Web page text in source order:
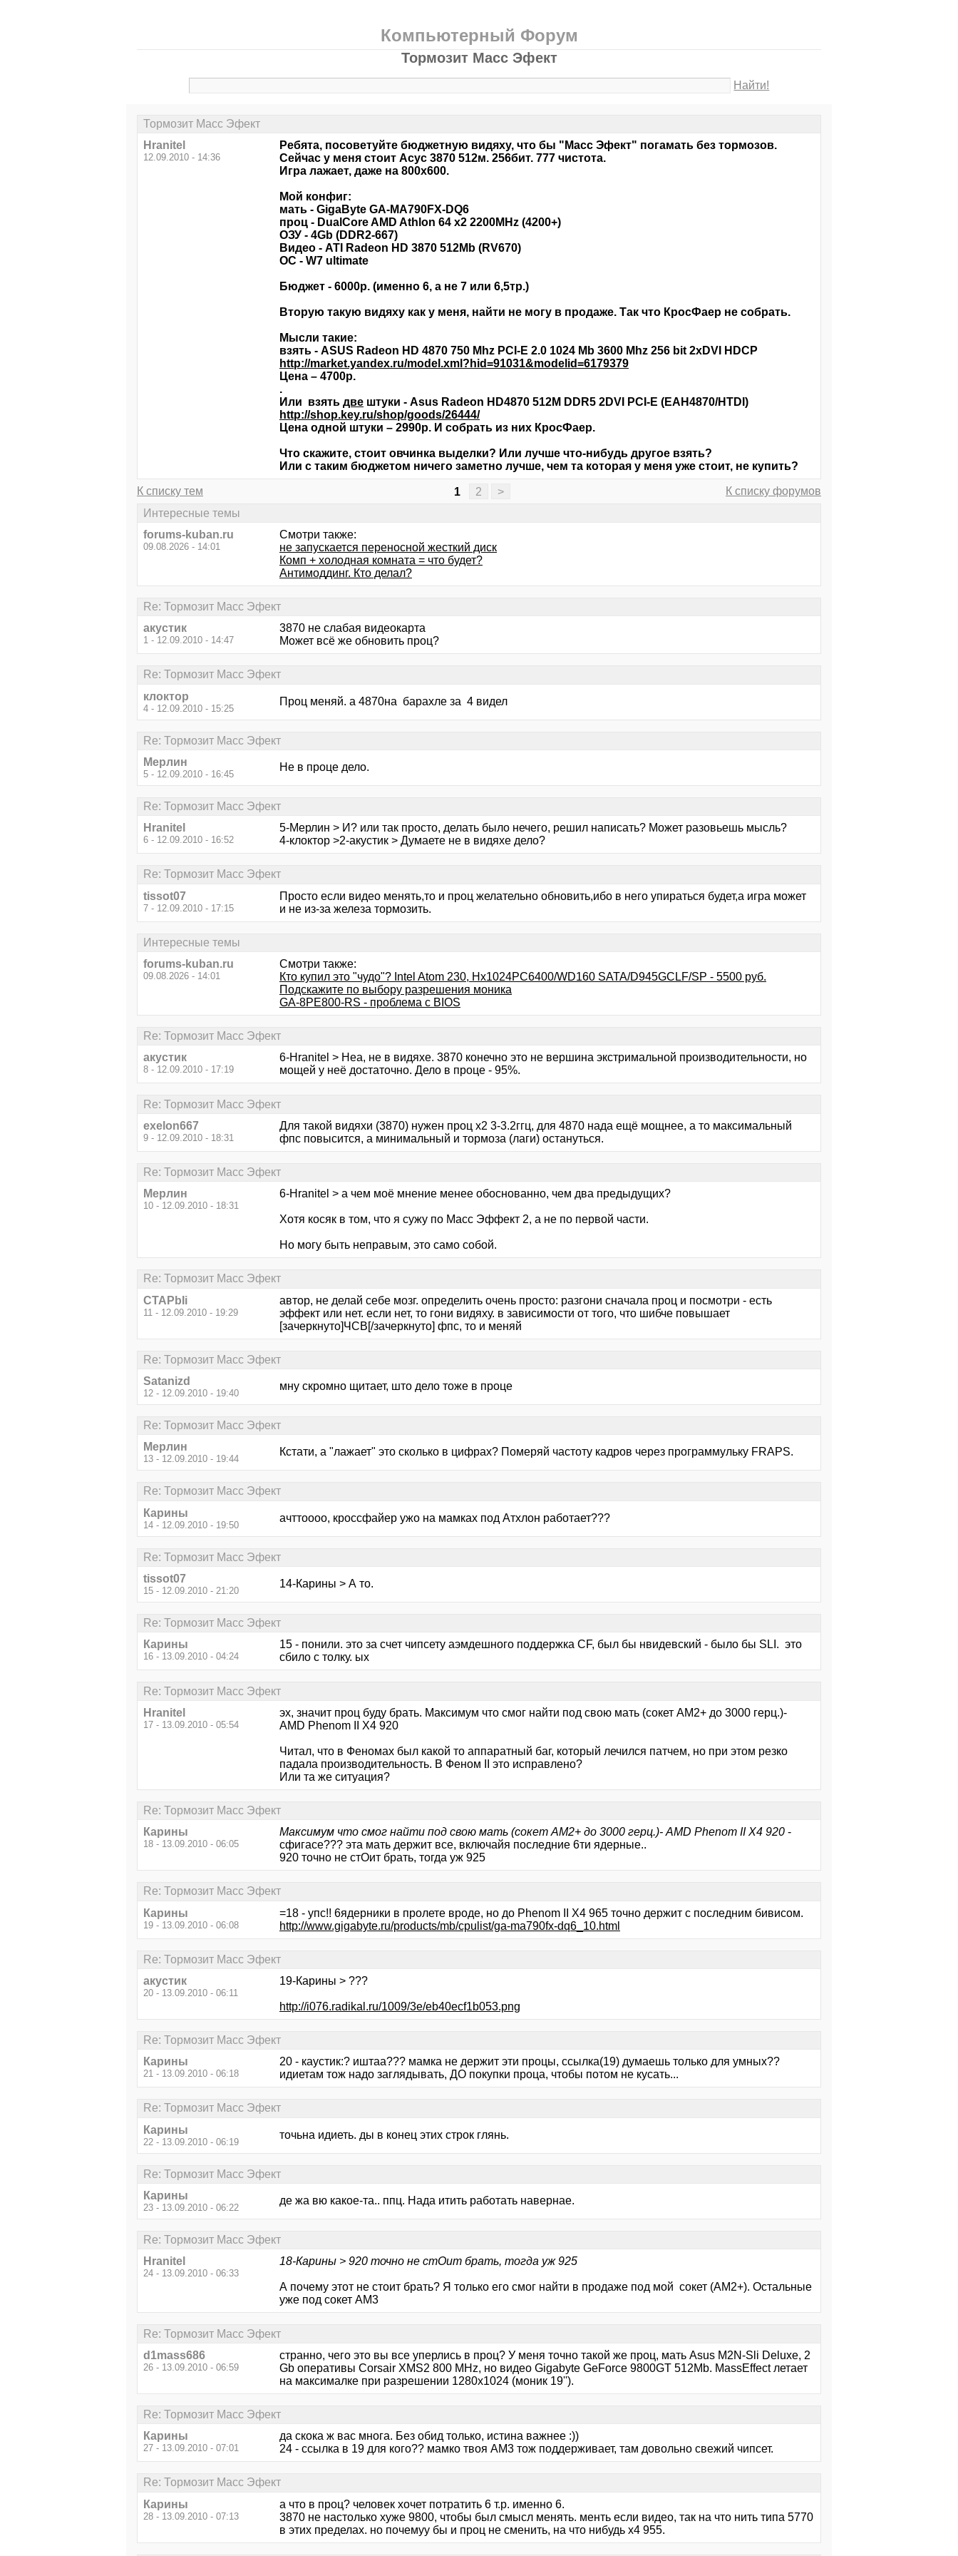
Компьютерный Форум
Тормозит Масс Эфект
Найти!
Тормозит Масс Эфект
Hranitel
12.09.2010 - 14:36
Ребята, посоветуйте бюджетную видяху, что бы "Масс Эфект" погамать без тормозов.
Сейчас у меня стоит Асус 3870 512м. 256бит. 777 чистота.
Игра лажает, даже на 800х600.
Мой конфиг:
мать - GigaByte GA-MA790FX-DQ6
проц - DualCore AMD Athlon 64 x2 2200MHz (4200+)
ОЗУ - 4Gb (DDR2-667)
Видео - ATI Radeon HD 3870 512Mb (RV670)
ОС - W7 ultimate
Бюджет - 6000р. (именно 6, а не 7 или 6,5тр.)
Вторую такую видяху как у меня, найти не могу в продаже. Так что КросФаер не собрать.
Мысли такие:
взять - ASUS Radeon HD 4870 750 Mhz PCI-E 2.0 1024 Mb 3600 Mhz 256 bit 2xDVI HDCP
http://market.yandex.ru/model.xml?hid=91031&modelid=6179379
Цена – 4700р.
.
Или взять две штуки - Asus Radeon HD4870 512M DDR5 2DVI PCI-E (EAH4870/HTDI)
http://shop.key.ru/shop/goods/26444/
Цена одной штуки – 2990р. И собрать из них КросФаер.
Что скажите, стоит овчинка выделки? Или лучше что-нибудь другое взять?
Или с таким бюджетом ничего заметно лучше, чем та которая у меня уже стоит, не купить?
К списку тем 1 2 >
К списку форумов
Интересные темы
forums-kuban.ru
09.08.2026 - 14:01
Смотри также:
не запускается переносной жесткий диск
Комп + холодная комната = что будет?
Антимоддинг. Кто делал?
Re: Тормозит Масс Эфект
акустик
1 - 12.09.2010 - 14:47
3870 не слабая видеокарта
Может всё же обновить проц?
Re: Тормозит Масс Эфект
клоктор
4 - 12.09.2010 - 15:25
Проц меняй. а 4870на барахле за 4 видел
Re: Тормозит Масс Эфект
Мерлин
5 - 12.09.2010 - 16:45
Не в проце дело.
Re: Тормозит Масс Эфект
Hranitel
6 - 12.09.2010 - 16:52
5-Мерлин > И? или так просто, делать было нечего, решил написать? Может разовьешь мысль?
4-клоктор >2-акустик > Думаете не в видяхе дело?
Re: Тормозит Масс Эфект
tissot07
7 - 12.09.2010 - 17:15
Просто если видео менять,то и проц желательно обновить,ибо в него упираться будет,а игра может
и не из-за железа тормозить.
Интересные темы
forums-kuban.ru
09.08.2026 - 14:01
Смотри также:
Кто купил это "чудо"? Intel Atom 230, Hx1024PC6400/WD160 SATA/D945GCLF/SP - 5500 руб.
Подскажите по выбору разрешения моника
GA-8PE800-RS - проблема с BIOS
Re: Тормозит Масс Эфект
акустик
8 - 12.09.2010 - 17:19
6-Hranitel > Неа, не в видяхе. 3870 конечно это не вершина экстримальной производительности, но
мощей у неё достаточно. Дело в проце - 95%.
Re: Тормозит Масс Эфект
exelon667
9 - 12.09.2010 - 18:31
Для такой видяхи (3870) нужен проц х2 3-3.2ггц, для 4870 нада ещё мощнее, а то максимальный
фпс повысится, а минимальный и тормоза (лаги) остануться.
Re: Тормозит Масс Эфект
Мерлин
10 - 12.09.2010 - 18:31
6-Hranitel > а чем моё мнение менее обоснованно, чем два предыдущих?
Хотя косяк в том, что я сужу по Масс Эффект 2, а не по первой части.
Но могу быть неправым, это само собой.
Re: Тормозит Масс Эфект
CTAPbIi
11 - 12.09.2010 - 19:29
автор, не делай себе мозг. определить очень просто: разгони сначала проц и посмотри - есть
эффект или нет. если нет, то гони видяху. в зависимости от того, что шибче повышает
[зачеркнуто]ЧСВ[/зачеркнуто] фпс, то и меняй
Re: Тормозит Масс Эфект
Satanizd
12 - 12.09.2010 - 19:40
мну скромно щитает, што дело тоже в проце
Re: Тормозит Масс Эфект
Мерлин
13 - 12.09.2010 - 19:44
Кстати, а "лажает" это сколько в цифрах? Померяй частоту кадров через программульку FRAPS.
Re: Тормозит Масс Эфект
Карины
14 - 12.09.2010 - 19:50
ачттоооо, кроссфайер ужо на мамках под Атхлон работает???
Re: Тормозит Масс Эфект
tissot07
15 - 12.09.2010 - 21:20
14-Карины > А то.
Re: Тормозит Масс Эфект
Карины
16 - 13.09.2010 - 04:24
15 - понили. это за счет чипсету аэмдешного поддержка CF, был бы нвидевский - было бы SLI. это
сбило с толку. ых
Re: Тормозит Масс Эфект
Hranitel
17 - 13.09.2010 - 05:54
эх, значит проц буду брать. Максимум что смог найти под свою мать (сокет АМ2+ до 3000 герц.)-
AMD Phenom II X4 920
Читал, что в Феномах был какой то аппаратный баг, который лечился патчем, но при этом резко
падала производительность. В Феном II это исправлено?
Или та же ситуация?
Re: Тормозит Масс Эфект
Карины
18 - 13.09.2010 - 06:05
Максимум что смог найти под свою мать (сокет АМ2+ до 3000 герц.)- AMD Phenom II X4 920 -
сфигасе??? эта мать держит все, включайя последние 6ти ядерные..
920 точно не стОит брать, тогда уж 925
Re: Тормозит Масс Эфект
Карины
19 - 13.09.2010 - 06:08
=18 - упс!! 6ядерники в пролете вроде, но до Phenom II X4 965 точно держит с последним бивисом.
http://www.gigabyte.ru/products/mb/cpulist/ga-ma790fx-dq6_10.html
Re: Тормозит Масс Эфект
акустик
20 - 13.09.2010 - 06:11
19-Карины > ???
http://i076.radikal.ru/1009/3e/eb40ecf1b053.png
Re: Тормозит Масс Эфект
Карины
21 - 13.09.2010 - 06:18
20 - каустик:? иштаа??? мамка не держит эти процы, ссылка(19) думаешь только для умных??
идиетам тож надо заглядывать, ДО покупки проца, чтобы потом не кусать...
Re: Тормозит Масс Эфект
Карины
22 - 13.09.2010 - 06:19
точьна идиеть. ды в конец этих строк глянь.
Re: Тормозит Масс Эфект
Карины
23 - 13.09.2010 - 06:22
де жа вю какое-та.. ппц. Нада итить работать навернае.
Re: Тормозит Масс Эфект
Hranitel
24 - 13.09.2010 - 06:33
18-Карины > 920 точно не стОит брать, тогда уж 925
А почему этот не стоит брать? Я только его смог найти в продаже под мой сокет (АМ2+). Остальные
уже под сокет АМ3
Re: Тормозит Масс Эфект
d1mass686
26 - 13.09.2010 - 06:59
странно, чего это вы все уперлись в проц? У меня точно такой же проц, мать Asus M2N-Sli Deluxe, 2
Gb оперативы Corsair XMS2 800 MHz, но видео Gigabyte GeForce 9800GT 512Mb. MassEffect летает
на максималке при разрешении 1280х1024 (моник 19'').
Re: Тормозит Масс Эфект
Карины
27 - 13.09.2010 - 07:01
да скока ж вас многа. Без обид только, истина важнее :))
24 - ссылка в 19 для кого?? мамко твоя АМ3 тож поддерживает, там довольно свежий чипсет.
Re: Тормозит Масс Эфект
Карины
28 - 13.09.2010 - 07:13
а что в проц? человек хочет потратить 6 т.р. именно 6.
3870 не настолько хуже 9800, чтобы был смысл менять. менть если видео, так на что нить типа 5770
в этих пределах. но почемуу бы и проц не сменить, на что нибудь х4 955.